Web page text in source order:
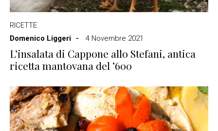
RICETTE
Domenico Liggeri
4 Novembre 2021
L’insalata di Cappone allo Stefani, antica
ricetta mantovana del ’600